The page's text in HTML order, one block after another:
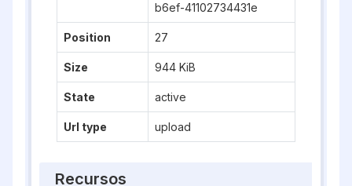
Recursos
b6ef-41102734431e
Position 27
Size 944 KiB
State active
Url type upload